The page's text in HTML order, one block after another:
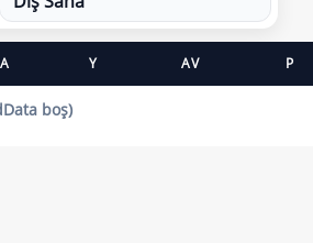
A Y AV P
boş)